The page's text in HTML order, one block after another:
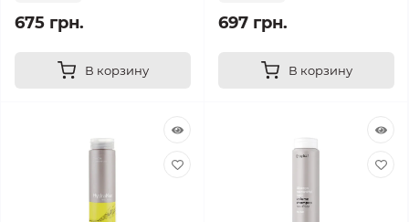
675 грн.
В корзину
697 грн.
В корзину